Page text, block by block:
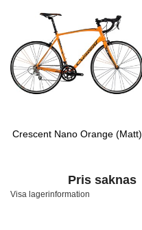
Crescent Nano Orange (Matt)
Pris saknas
Visa lagerinformation